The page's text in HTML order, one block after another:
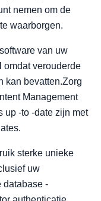
nemen om de
waarborgen.
van uw
omdat verouderde
kan bevatten.Zorg
Management
up -to -date zijn met
sterke unieke
uw
database -